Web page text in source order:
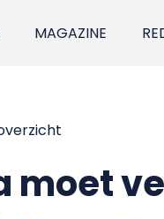
MAGAZINE
moet